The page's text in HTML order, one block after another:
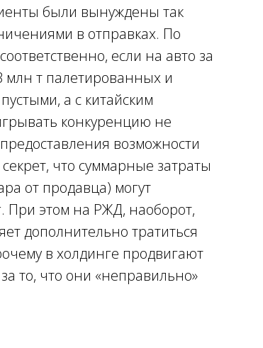
были вынуждены так
в отправках. По
если на авто за
млн т палетированных и
а с китайским
конкуренцию не
возможности
что суммарные затраты
от продавца) могут
При этом на РЖД, наоборот,
дополнительно тратиться
в холдинге продвигают
то, что они «неправильно»